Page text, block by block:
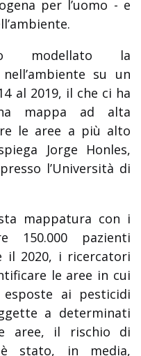
per l’uomo - e
modellato la
su un
al 2019, il che ci ha
mappa ad alta
le aree a più alto
Jorge Honles,
l’Università di
mappatura con i
150.000 pazienti
il 2020, i ricercatori
le aree in cui
ai pesticidi
a determinati
aree, il rischio di
stato, in media,